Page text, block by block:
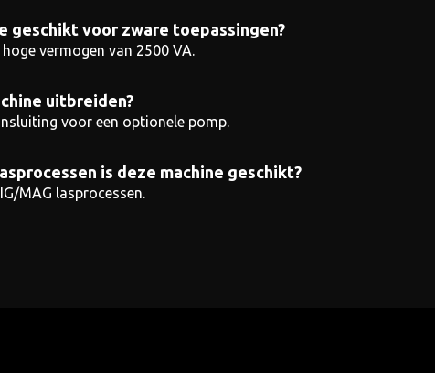
geschikt voor zware toepassingen?
vermogen van 2500 VA.
uitbreiden?
voor een optionele pomp.
is deze machine geschikt?
MAG lasprocessen.